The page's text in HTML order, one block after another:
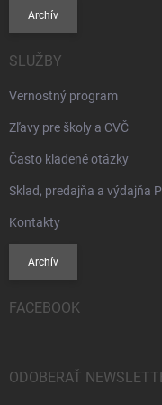
Archív
SLUŽBY
Vernostný program
Zľavy pre školy a CVČ
Často kladené otázky
Sklad, predajňa a výdajňa
Kontakty
Archív
FACEBOOK
ODOBERAŤ